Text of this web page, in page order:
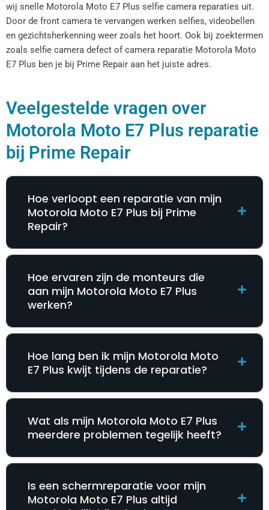
wij snelle Motorola Moto E7 Plus selfie camera reparaties uit.
Door de front camera te vervangen werken selfies, videobellen
en gezichtsherkenning weer zoals het hoort. Ook bij zoektermen
zoals selfie camera defect of camera reparatie Motorola Moto
E7 Plus ben je bij Prime Repair aan het juiste adres.
Veelgestelde vragen over
Motorola Moto E7 Plus reparatie
bij Prime Repair
Hoe verloopt een reparatie van mijn
Motorola Moto E7 Plus bij Prime
Repair?
Hoe ervaren zijn de monteurs die
aan mijn Motorola Moto E7 Plus
werken?
Hoe lang ben ik mijn Motorola Moto
E7 Plus kwijt tijdens de reparatie?
Wat als mijn Motorola Moto E7 Plus
meerdere problemen tegelijk heeft?
Is een schermreparatie voor mijn
Motorola Moto E7 Plus altijd